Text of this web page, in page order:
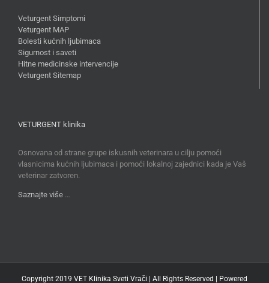
Veturgent Simptomi
Veturgent MAP
Bolesti kućnih ljubimaca
Sigurnost i saveti
Hitne medicinske intervencije
Veturgent Sitemap
VETURGENT klinika
Osnovana od strane grupe iskusnih veterinara u cilju pomoći
vlasnicima kućnih ljubimaca i pomoći lokalnoj zajednici kada je Vaš
veterinar zatvoren.
Saznajte više …
Copyright 2019 VET Klinika Sveti Vrači | All Rights Reserved | Powered